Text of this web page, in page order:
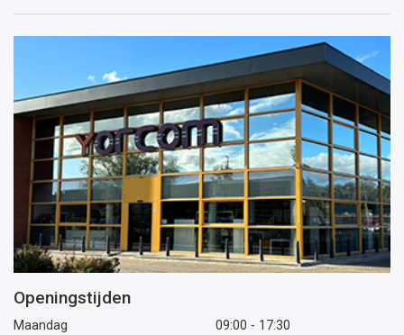
mailadres
Openingstijden
Maandag
09:00 - 17:30